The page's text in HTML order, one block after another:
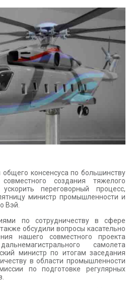
общего консенсуса по большинству
создания тяжелого
переговорный процесс,
министр промышленности и
Вэй.
по сотрудничеству в сфере
обсудили вопросы касательно
нашего совместного проекта
самолета
министр по итогам заседания
в области промышленности
по подготовке регулярных